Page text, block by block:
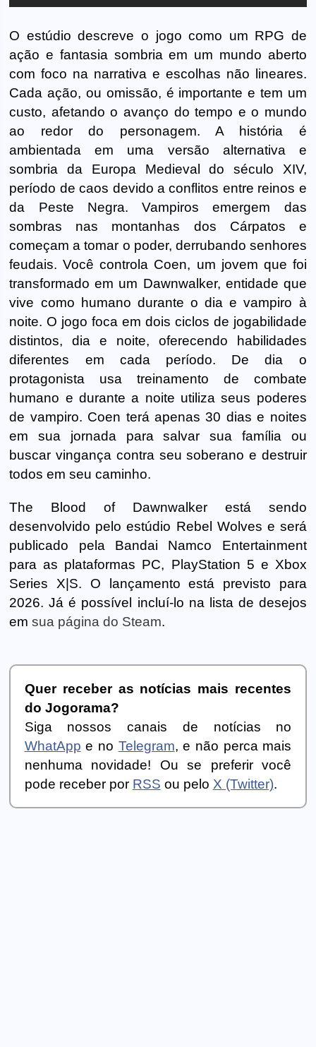
O estúdio descreve o jogo como um RPG de
ação e fantasia sombria em um mundo aberto
com foco na narrativa e escolhas não lineares.
Cada ação, ou omissão, é importante e tem um
custo, afetando o avanço do tempo e o mundo
ao redor do personagem. A história é
ambientada em uma versão alternativa e
sombria da Europa Medieval do século XIV,
período de caos devido a conflitos entre reinos e
da Peste Negra. Vampiros emergem das
sombras nas montanhas dos Cárpatos e
começam a tomar o poder, derrubando senhores
feudais. Você controla Coen, um jovem que foi
transformado em um Dawnwalker, entidade que
vive como humano durante o dia e vampiro à
noite. O jogo foca em dois ciclos de jogabilidade
distintos, dia e noite, oferecendo habilidades
diferentes em cada período. De dia o
protagonista usa treinamento de combate
humano e durante a noite utiliza seus poderes
de vampiro. Coen terá apenas 30 dias e noites
em sua jornada para salvar sua família ou
buscar vingança contra seu soberano e destruir
todos em seu caminho.
The Blood of Dawnwalker está sendo
desenvolvido pelo estúdio Rebel Wolves e será
publicado pela Bandai Namco Entertainment
para as plataformas PC, PlayStation 5 e Xbox
Series X|S. O lançamento está previsto para
2026. Já é possível incluí-lo na lista de desejos
emsua página do Steam.
Quer receber as notícias mais recentes
do Jogorama?
Siga nossos canais de notícias no
WhatApp e no Telegram, e não perca mais
nenhuma novidade! Ou se preferir você
pode receber por RSS ou pelo X (Twitter).